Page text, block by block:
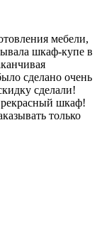
мебели,
шкаф-купе в
сделано очень
сделали!
шкаф!
только